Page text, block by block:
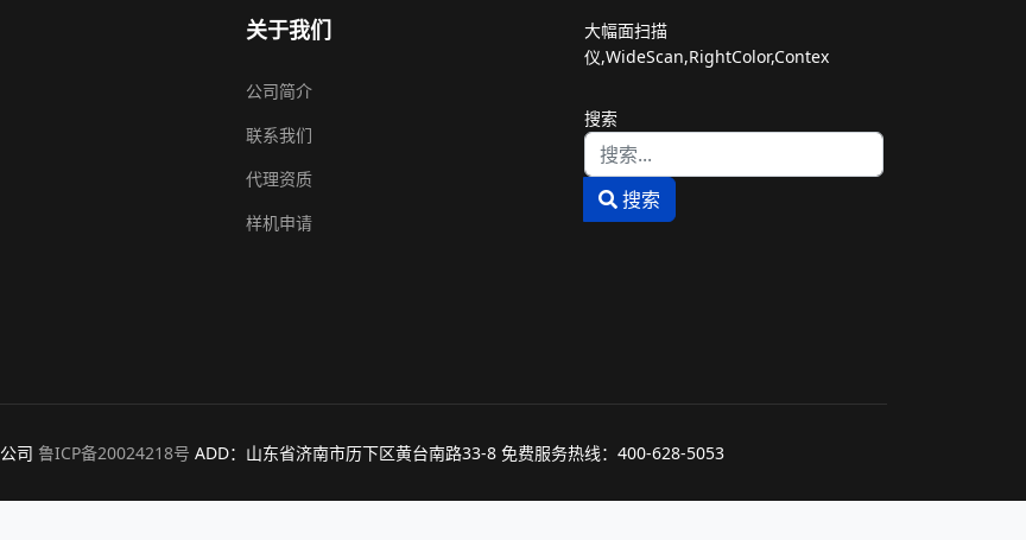
关于我们
公司简介
联系我们
代理资质
样机申请
大幅面扫描
仪,WideScan,RightColor,Contex
搜索
Type 2 or more characters for results.
搜索
司 鲁ICP备20024218号 ADD：山东省济南市历下区黄台南路33-8 免费服务热线：400-628-5053